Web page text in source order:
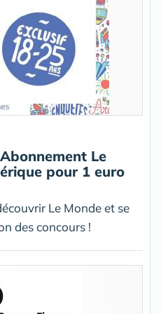
Le
pour 1 euro
Le Monde et se
des concours !